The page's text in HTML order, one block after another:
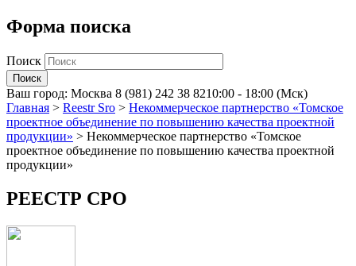
Форма поиска
Поиск
Ваш город: Москва 8 (981) 242 38 8210:00 - 18:00 (Мск)
Главная > Reestr Sro > Некоммерческое партнерство «Томское
проектное объединение по повышению качества проектной
продукции» > Некоммерческое партнерство «Томское
проектное объединение по повышению качества проектной
продукции»
РЕЕСТР СРО